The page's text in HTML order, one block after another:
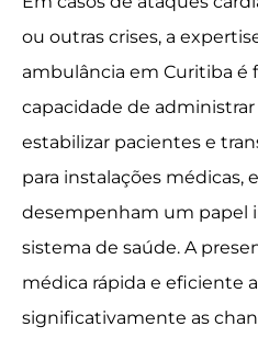
ou outras crises, a
ambulância em Curitiba é
capacidade de
estabilizar pacientes e
para instalações médicas,
desempenham um papel
sistema de saúde. A
médica rápida e eficiente
significativamente as